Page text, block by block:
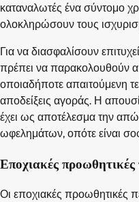
καταναλωτές ένα σύντομο
ολοκληρώσουν τους
Για να διασφαλίσουν
πρέπει να παρακολουθούν
οποιαδήποτε απαιτούμενη
αποδείξεις αγοράς. Η
έχει ως αποτέλεσμα την
ωφελημάτων, οπότε είναι
Εποχιακές προωθητικές
Οι εποχιακές προωθητικές